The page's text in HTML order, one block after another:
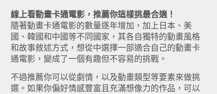
線上看動畫卡通電影，推薦你這樣挑最合適！
隨著動畫卡通電影的數量逐年增加，加上日本、美
國、韓國和中國等不同國家，其各自獨特的動畫風格
和故事敘述方式，想從中選擇一部適合自己的動畫卡
通電影，變成了一個有趣但不容易的挑戰。
​​​​​不過推薦你可以從劇情，以及動畫類型等要素來做挑
選。如果你偏好情感豐富且充滿想像力的作品，可以